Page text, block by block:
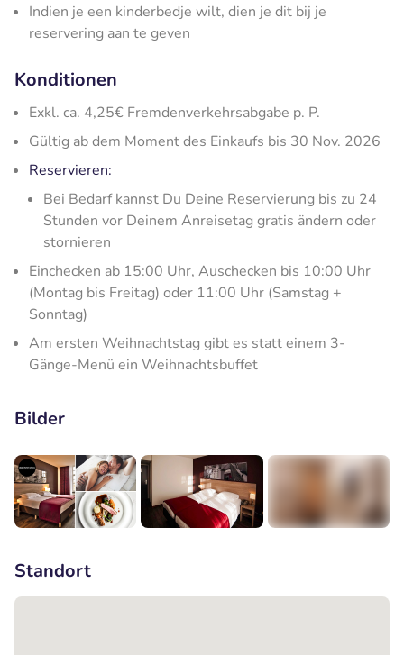
Indien je een kinderbedje wilt, dien je dit bij je
reservering aan te geven
Konditionen
Exkl. ca. 4,25€ Fremdenverkehrsabgabe p. P.
Gültig ab dem Moment des Einkaufs bis 30 Nov. 2026
Reservieren:
Bei Bedarf kannst Du Deine Reservierung bis zu 24
Stunden vor Deinem Anreisetag gratis ändern oder
stornieren
Einchecken ab 15:00 Uhr, Auschecken bis 10:00 Uhr
(Montag bis Freitag) oder 11:00 Uhr (Samstag +
Sonntag)
Am ersten Weihnachtstag gibt es statt einem 3-
Gänge-Menü ein Weihnachtsbuffet
Bilder
Standort